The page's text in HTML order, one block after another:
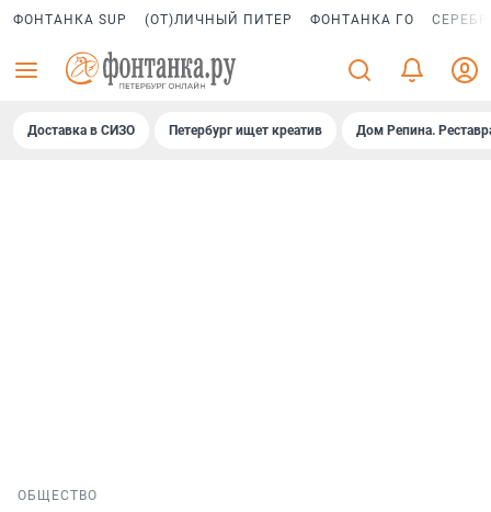
ФОНТАНКА SUP (ОТ)ЛИЧНЫЙ ПИТЕР ФОНТАНКА ГО
Доставка в СИЗО Петербург ищет креатив Дом Репина.
ОБЩЕСТВО